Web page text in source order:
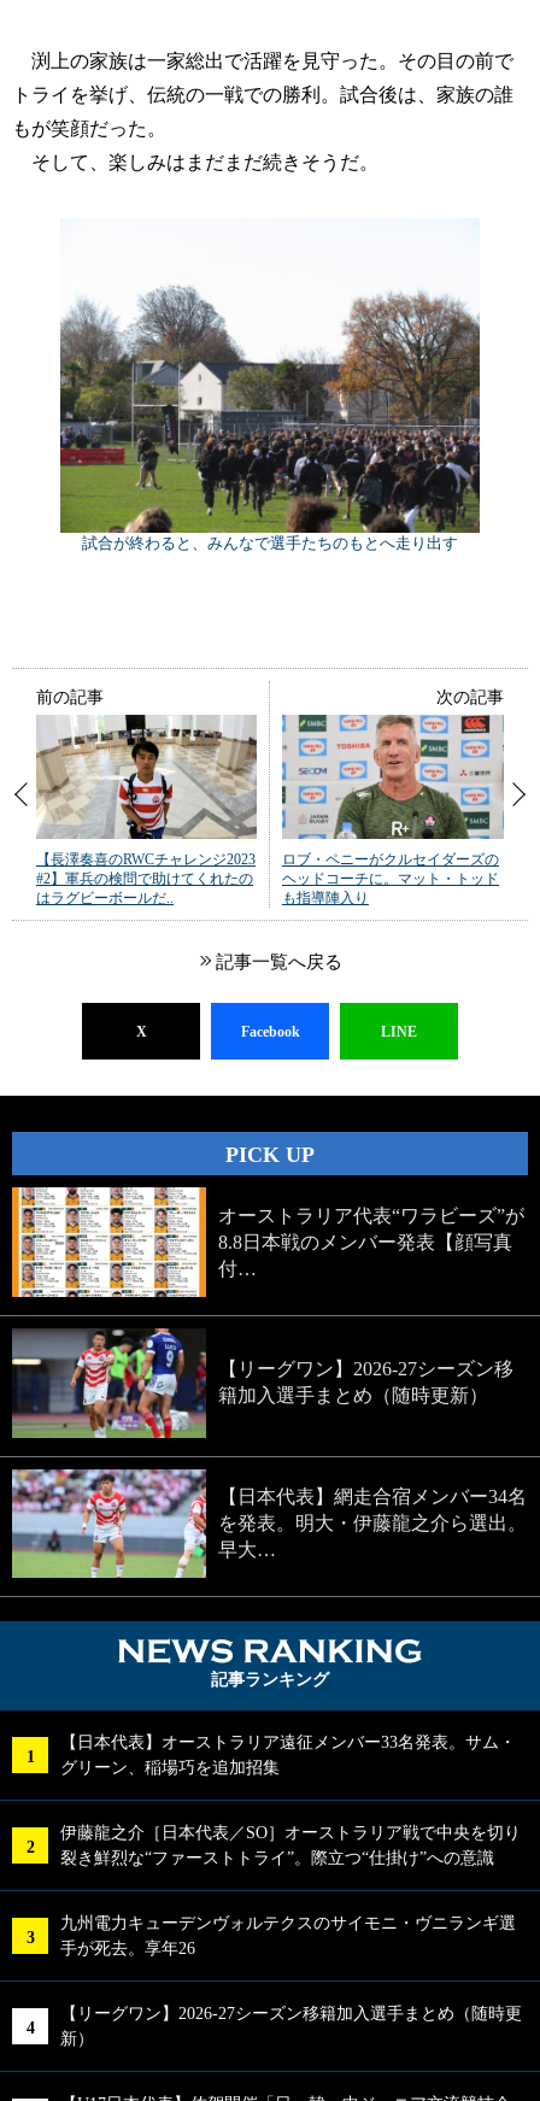
渕上の家族は一家総出で活躍を見守った。その目の前で
トライを挙げ、伝統の一戦での勝利。試合後は、家族の誰
もが笑顔だった。
そして、楽しみはまだまだ続きそうだ。
試合が終わると、みんなで選手たちのもとへ走り出す
前の記事
【長澤奏喜のRWCチャレンジ2023
#2】軍兵の検問で助けてくれたの
はラグビーボールだ..
次の記事
ロブ・ペニーがクルセイダーズの
ヘッドコーチに。マット・トッド
も指導陣入り
記事一覧へ戻る
X Facebook LINE
PICK UP
オーストラリア代表“ワラビーズ”が
8.8日本戦のメンバー発表【顔写真
付…
【リーグワン】2026-27シーズン移
籍加入選手まとめ（随時更新）
【日本代表】網走合宿メンバー34名
を発表。明大・伊藤龍之介ら選出。
早大…
記事ランキング
【日本代表】オーストラリア遠征メンバー33名発表。サム・
グリーン、稲場巧を追加招集
伊藤龍之介［日本代表／SO］オーストラリア戦で中央を切り
裂き鮮烈な“ファーストトライ”。際立つ“仕掛け”への意識
九州電力キューデンヴォルテクスのサイモニ・ヴニランギ選
手が死去。享年26
【リーグワン】2026-27シーズン移籍加入選手まとめ（随時更
新）